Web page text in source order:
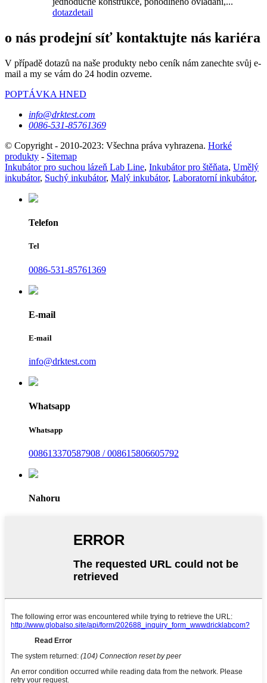
dotazdetail
o nás prodejní síť kontaktujte nás kariéra
V případě dotazů na naše produkty nebo ceník nám zanechte svůj e-
mail a my se vám do 24 hodin ozveme.
POPTÁVKA HNED
info@drktest.com
0086-531-85761369
© Copyright - 2010-2023: Všechna práva vyhrazena. Horké
produkty - Sitemap
Inkubátor pro suchou lázeň Lab Line, Inkubátor pro štěňata, Umělý
inkubátor, Suchý inkubátor, Malý inkubátor, Laboratorní inkubátor,
Telefon
Tel
0086-531-85761369
E-mail
E-mail
info@drktest.com
Whatsapp
Whatsapp
008613370587908 / 008615806605792
Nahoru